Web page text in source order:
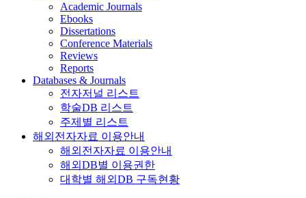
Academic Journals
Ebooks
Dissertations
Conference Materials
Reviews
Reports
Databases & Journals
전자저널 리스트
학술DB 리스트
주제별 리스트
해외전자자료 이용안내
해외전자자료 이용안내
해외DB별 이용권한
대학별 해외DB 구독현황